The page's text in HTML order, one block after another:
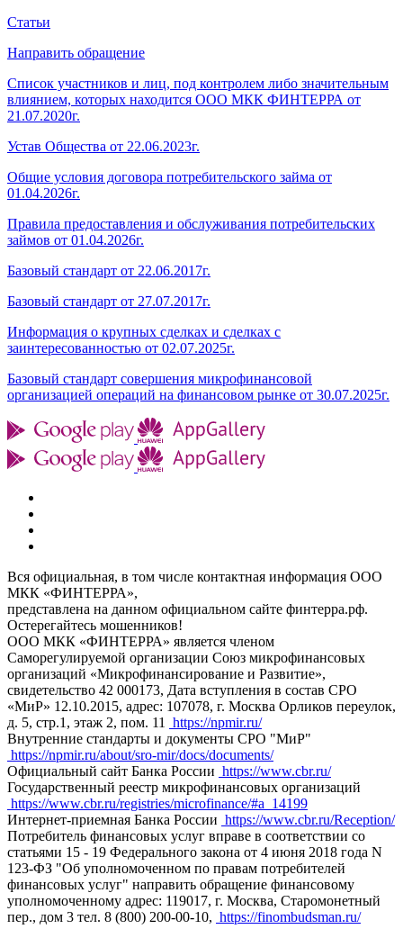
Статьи
Направить обращение
Список участников и лиц, под контролем либо значительным
влиянием, которых находится ООО МКК ФИНТЕРРА от
21.07.2020г.
Устав Общества от 22.06.2023г.
Общие условия договора потребительского займа от
01.04.2026г.
Правила предоставления и обслуживания потребительских
займов от 01.04.2026г.
Базовый стандарт от 22.06.2017г.
Базовый стандарт от 27.07.2017г.
Информация о крупных сделках и сделках с
заинтересованностью от 02.07.2025г.
Базовый стандарт совершения микрофинансовой
организацией операций на финансовом рынке от 30.07.2025г.
Вся официальная, в том числе контактная информация ООО
МКК «ФИНТЕРРА»,
представлена на данном официальном сайте финтерра.рф.
Остерегайтесь мошенников!
ООО МКК «ФИНТЕРРА» является членом
Саморегулируемой организации Союз микрофинансовых
организаций «Микрофинансирование и Развитие»,
свидетельство 42 000173, Дата вступления в состав СРО
«МиР» 12.10.2015, адрес: 107078, г. Москва Орликов переулок,
д. 5, стр.1, этаж 2, пом. 11
https://npmir.ru/
Внутренние стандарты и документы СРО "МиР"
https://npmir.ru/about/sro-mir/docs/documents/
Официальный сайт Банка России https://www.cbr.ru/
Государственный реестр микрофинансовых организаций
https://www.cbr.ru/registries/microfinance/#a_14199
Интернет-приемная Банка России https://www.cbr.ru/Reception/
Потребитель финансовых услуг вправе в соответствии со
статьями 15 - 19 Федерального закона от 4 июня 2018 года N
123-ФЗ "Об уполномоченном по правам потребителей
финансовых услуг" направить обращение финансовому
уполномоченному адрес: 119017, г. Москва, Старомонетный
пер., дом 3 тел. 8 (800) 200-00-10, https://finombudsman.ru/